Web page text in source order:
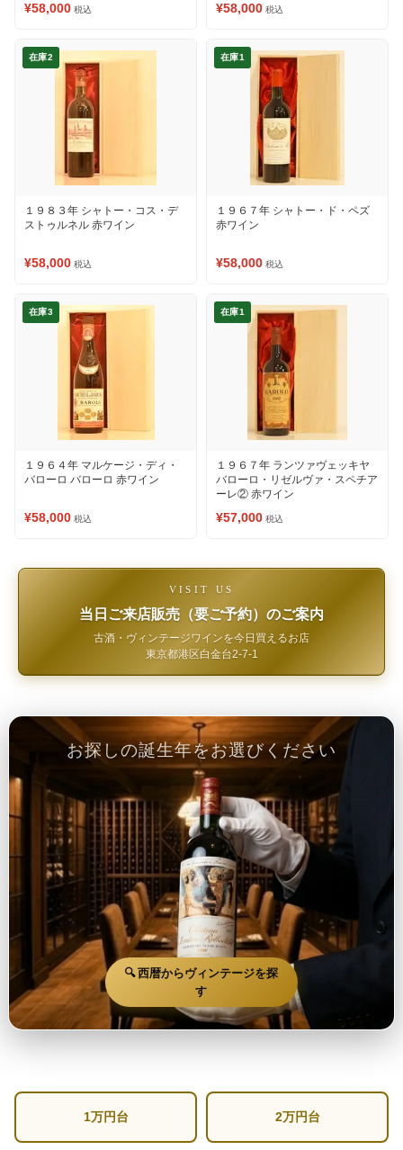
¥58,000 税込 ¥58,000 税込
在庫2
１９８３年 シャトー・コス・デ
ストゥルネル 赤ワイン
¥58,000 税込
在庫1
１９６７年 シャトー・ド・ペズ
赤ワイン
¥58,000 税込
在庫3
１９６４年 マルケージ・ディ・
バローロ バローロ 赤ワイン
¥58,000 税込
在庫1
１９６７年 ランツァヴェッキヤ
バローロ・リゼルヴァ・スペチア
ーレ② 赤ワイン
¥57,000 税込
VISIT US
当日ご来店販売（要ご予約）のご案内
古酒・ヴィンテージワインを今日買えるお店
東京都港区白金台2-7-1
お探しの誕生年をお選びください
🔍 西暦からヴィンテージを探
す
1万円台 2万円台